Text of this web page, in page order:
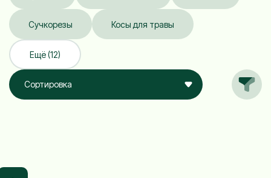
Сучкорезы Косы для травы
Ещё (12)
Сортировка